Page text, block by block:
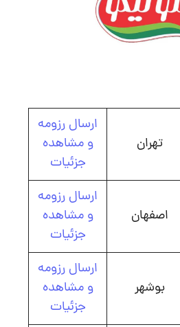
تهران
ارسال رزومه
و مشاهده
جزئیات
اصفهان
ارسال رزومه
و مشاهده
جزئیات
بوشهر
ارسال رزومه
و مشاهده
جزئیات